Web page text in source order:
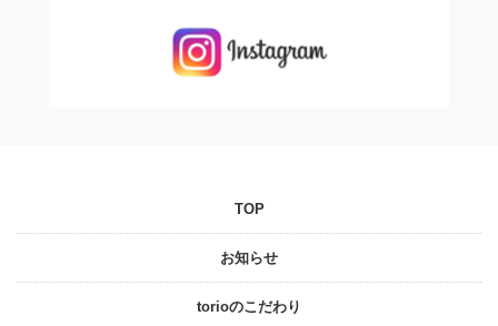
TOP
お知らせ
torioのこだわり